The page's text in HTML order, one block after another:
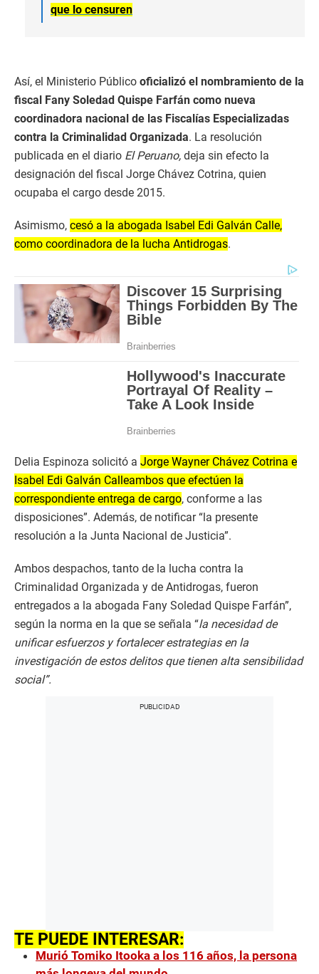
que lo censuren
Así, el Ministerio Público oficializó el nombramiento de la
fiscal Fany Soledad Quispe Farfán como nueva
coordinadora nacional de las Fiscalías Especializadas
contra la Criminalidad Organizada. La resolución
publicada en el diario El Peruano, deja sin efecto la
designación del fiscal Jorge Chávez Cotrina, quien
ocupaba el cargo desde 2015.
Asimismo, cesó a la abogada Isabel Edi Galván Calle,
como coordinadora de la lucha Antidrogas.
Delia Espinoza solicitó a Jorge Wayner Chávez Cotrina e
Isabel Edi Galván Calleambos que efectúen la
correspondiente entrega de cargo, conforme a las
disposiciones”. Además, de notificar “la presente
resolución a la Junta Nacional de Justicia”.
Ambos despachos, tanto de la lucha contra la
Criminalidad Organizada y de Antidrogas, fueron
entregados a la abogada Fany Soledad Quispe Farfán”,
según la norma en la que se señala “la necesidad de
unificar esfuerzos y fortalecer estrategias en la
investigación de estos delitos que tienen alta sensibilidad
social”.
TE PUEDE INTERESAR:
Murió Tomiko Itooka a los 116 años, la persona